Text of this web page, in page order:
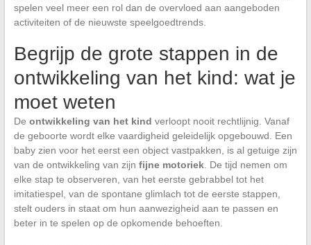
spelen veel meer een rol dan de overvloed aan aangeboden
activiteiten of de nieuwste speelgoedtrends.
Begrijp de grote stappen in de
ontwikkeling van het kind: wat je
moet weten
De ontwikkeling van het kind verloopt nooit rechtlijnig. Vanaf
de geboorte wordt elke vaardigheid geleidelijk opgebouwd. Een
baby zien voor het eerst een object vastpakken, is al getuige zijn
van de ontwikkeling van zijn fijne motoriek. De tijd nemen om
elke stap te observeren, van het eerste gebrabbel tot het
imitatiespel, van de spontane glimlach tot de eerste stappen,
stelt ouders in staat om hun aanwezigheid aan te passen en
beter in te spelen op de opkomende behoeften.